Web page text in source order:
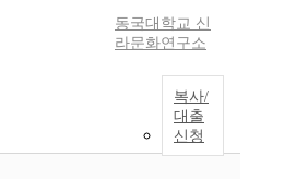
동국대학교 신
라문화연구소
복사/
대출
신청